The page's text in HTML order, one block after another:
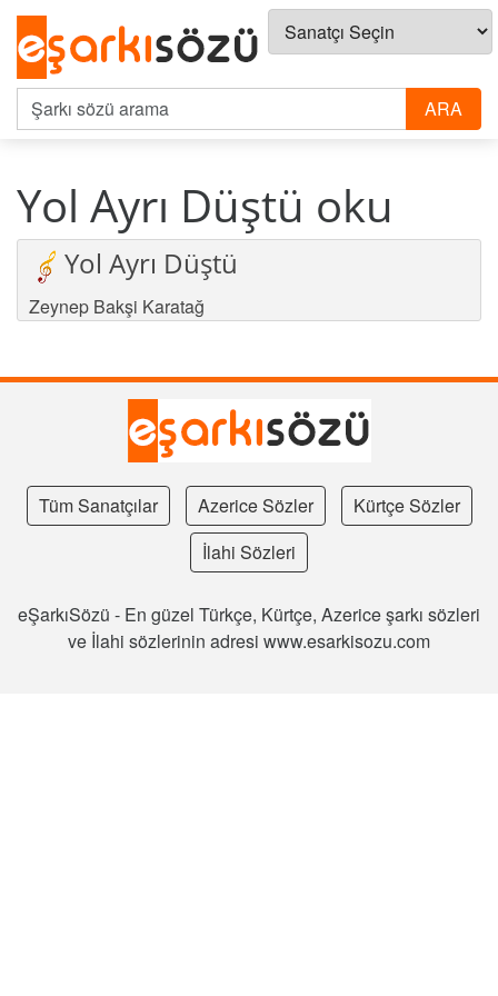
Yol Ayrı Düştü oku
Yol Ayrı Düştü
Zeynep Bakşi Karatağ
Tüm Sanatçılar Azerice Sözler
Kürtçe Sözler
İlahi Sözleri
eŞarkıSözü - En güzel Türkçe, Kürtçe, Azerice şarkı sözleri
ve İlahi sözlerinin adresi www.esarkisozu.com